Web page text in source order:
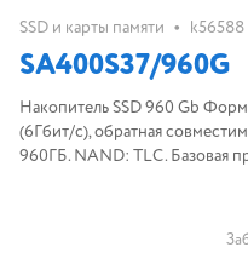
SSD и карты памяти • k56588
SA400S37/960G
Накопитель SSD 960 Gb
(6Гбит/с), обратная
960ГБ. NAND: TLC. Базовая